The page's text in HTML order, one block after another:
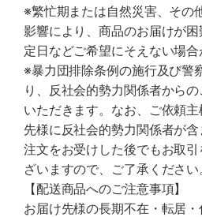
※繁忙期または自然災害、その
影響により、商品のお届けが
定日などご希望にそえない場合
※暴力団排除条例の施行及び警
り、反社会的勢力関係者から
いただきます。なお、ご依頼
先様に反社会的勢力関係者が
注文をお受けした後でもお取
ざいますので、ご了承ください
【配送商品へのご注意事項】
お届け先様の長期不在・転居